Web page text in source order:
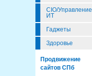
CIO/Управление
ИТ
Гаджеты
Здоровье
Продвижение
сайтов СПб